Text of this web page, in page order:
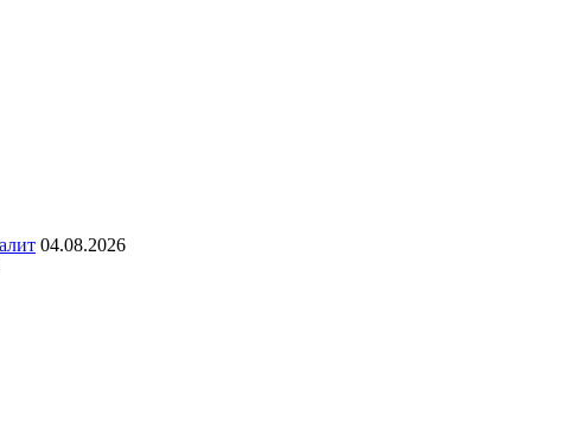
04.08.2026